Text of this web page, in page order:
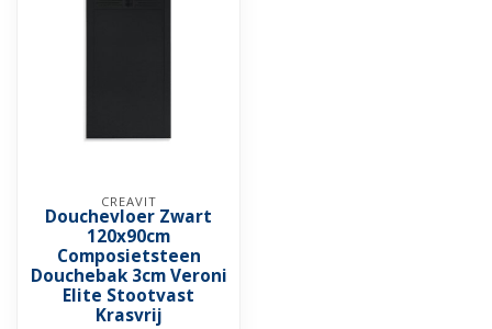
CREAVIT
Douchevloer Zwart
120x90cm
Composietsteen
Douchebak 3cm Veroni
Elite Stootvast
Krasvrij